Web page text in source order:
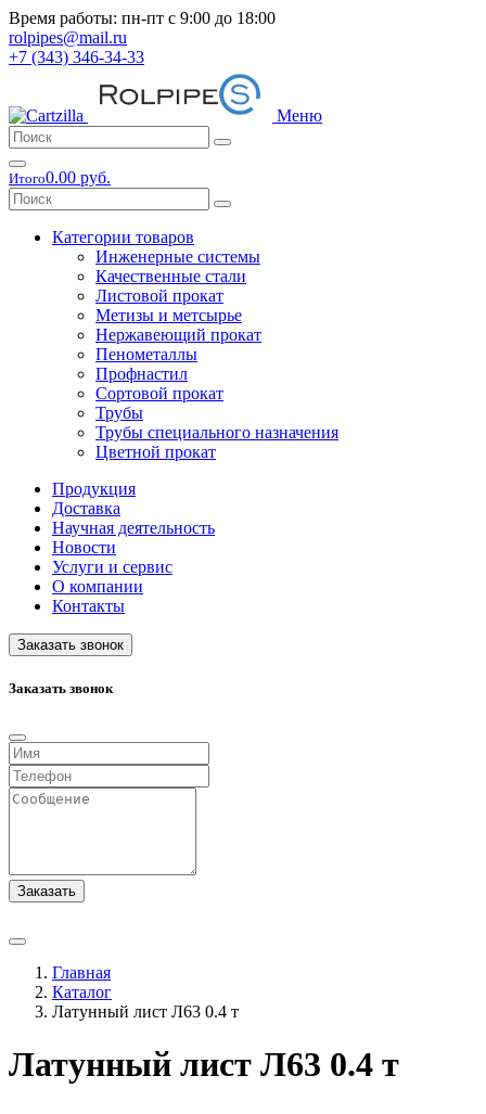
Время работы: пн-пт с 9:00 до 18:00
rolpipes@mail.ru
+7 (343) 346-34-33
Меню
Итого0.00 руб.
Категории товаров
Инженерные системы
Качественные стали
Листовой прокат
Метизы и метсырье
Нержавеющий прокат
Пенометаллы
Профнастил
Сортовой прокат
Трубы
Трубы специального назначения
Цветной прокат
Продукция
Доставка
Научная деятельность
Новости
Услуги и сервис
О компании
Контакты
Заказать звонок
Заказать звонок
Заказать
Главная
Каталог
Латунный лист Л63 0.4 т
Латунный лист Л63 0.4 т